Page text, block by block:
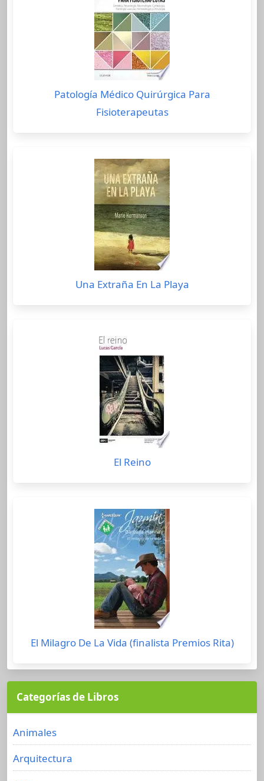
Patología Médico Quirúrgica Para
Fisioterapeutas
Una Extraña En La Playa
El Reino
El Milagro De La Vida (finalista Premios Rita)
Categorías de Libros
Animales
Arquitectura